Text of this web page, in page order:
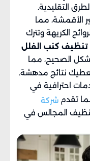
التقليدية.
الأقمشة، مما
الكريهة وتترك
كنب الفلل
الصحيح، مما
نتائج مدهشة.
احترافية في
تقدم شركة
المجالس في